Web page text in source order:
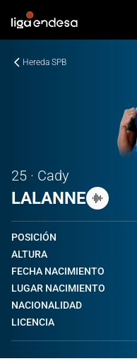
Hereda SPB
25 · Cady
LALANNE
POSICIÓN
ALTURA
FECHA NACIMIENTO
LUGAR NACIMIENTO
NACIONALIDAD
LICENCIA